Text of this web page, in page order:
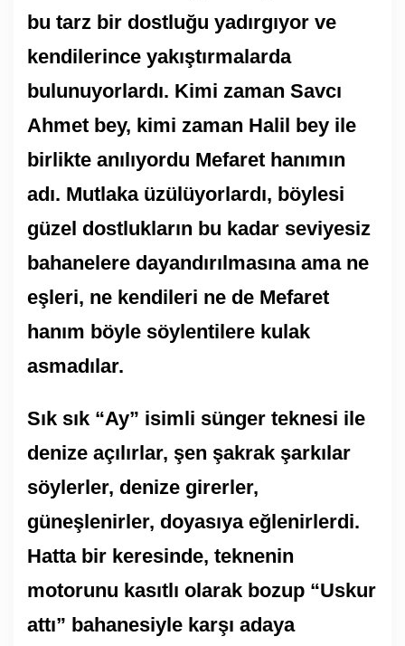
bu tarz bir dostluğu yadırgıyor ve
kendilerince yakıştırmalarda
bulunuyorlardı. Kimi zaman Savcı
Ahmet bey, kimi zaman Halil bey ile
birlikte anılıyordu Mefaret hanımın
adı. Mutlaka üzülüyorlardı, böylesi
güzel dostlukların bu kadar seviyesiz
bahanelere dayandırılmasına ama ne
eşleri, ne kendileri ne de Mefaret
hanım böyle söylentilere kulak
asmadılar.
Sık sık “Ay” isimli sünger teknesi ile
denize açılırlar, şen şakrak şarkılar
söylerler, denize girerler,
güneşlenirler, doyasıya eğlenirlerdi.
Hatta bir keresinde, teknenin
motorunu kasıtlı olarak bozup “Uskur
attı” bahanesiyle karşı adaya